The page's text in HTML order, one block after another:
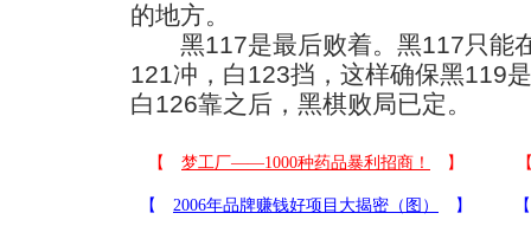
的地方。
黑117是最后败着。黑117只能
121冲，白123挡，这样确保黑119
白126靠之后，黑棋败局已定。